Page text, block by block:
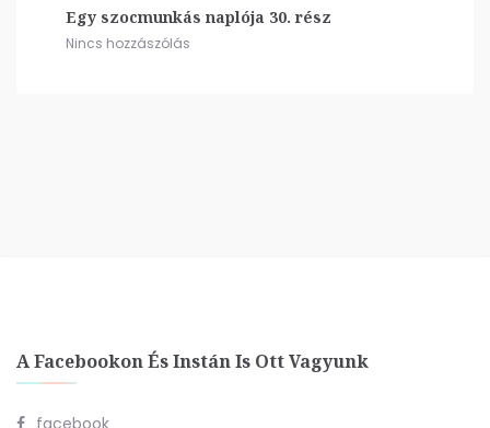
Egy szocmunkás naplója 30. rész
Nincs hozzászólás
A Facebookon És Instán Is Ott Vagyunk
facebook